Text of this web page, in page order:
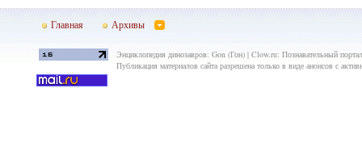
Главная Архивы
Энциклопедия динозавров: Gon (Гон) | Clow.ru: Познавательный
Публикация материалов сайта разрешена только в виде анонсов с